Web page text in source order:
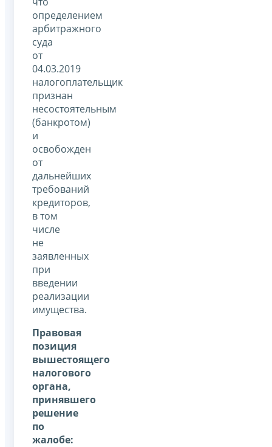
определением
арбитражного
суда
от
04.03.2019
налогоплательщик
признан
несостоятельным
(банкротом)
и
освобожден
от
дальнейших
требований
кредиторов,
в том
числе
не
заявленных
при
введении
реализации
имущества.
Правовая
позиция
вышестоящего
налогового
органа,
принявшего
решение
по
жалобе: